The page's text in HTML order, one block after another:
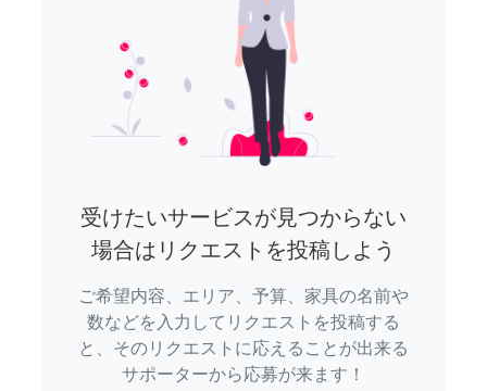
受けたいサービスが見つからない
場合はリクエストを投稿しよう
ご希望内容、エリア、予算、家具の名前や
数などを入力してリクエストを投稿する
と、そのリクエストに応えることが出来る
サポーターから応募が来ます！